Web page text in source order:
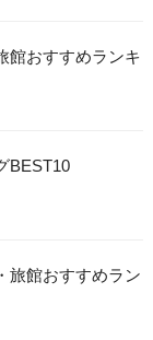
館おすすめランキ
BEST10
旅館おすすめラン